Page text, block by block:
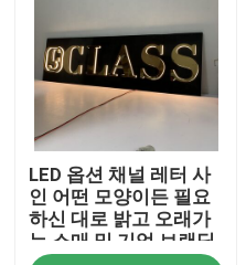
제품
우리에 대하여
공장 여행
LED 옵션 채널 레터 사
인 어떤 모양이든 필요
하신 대로 밝고 오래가
는 소매 및 기업 브랜딩